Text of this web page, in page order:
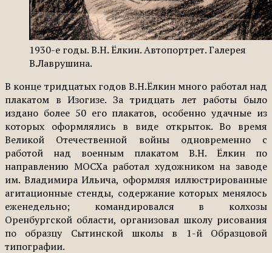
1930-е годы. В.Н. Ёлкин. Автопортрет. Галерея
В.Лаврушина.
В конце тридцатых годов В.Н.Ёлкин много работал над
плакатом в Изогизе. За тридцать лет работы было
издано более 50 его плакатов, особенно удачные из
которых оформлялись в виде открыток. Во время
Великой Отечественной войны одновременно с
работой над военным плакатом В.Н. Ёлкин по
направлению МОСХа работал художником на заводе
им. Владимира Ильича, оформляя иллюстрированные
агитационные стенды, содержание которых менялось
еженедельно; командировался в колхозы
Оренбургской области, организовал школу рисования
по образцу Сытинской школы в 1-й Образцовой
типографии.